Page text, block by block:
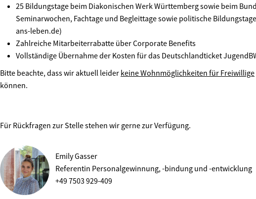
25 Bildungstage beim Diakonischen Werk Württemberg sowie beim
Seminarwochen, Fachtage und Begleittage sowie politische
ans-leben.de)
Zahlreiche Mitarbeiterrabatte über Corporate Benefits
Vollständige Übernahme der Kosten für das Deutschlandticket
Bitte beachte, dass wir aktuell leider keine Wohnmöglichkeiten für Freiwillige
können.
Für Rückfragen zur Stelle stehen wir gerne zur Verfügung.
Emily Gasser
Referentin Personalgewinnung, -bindung und -entwicklung
+49 7503 929-409